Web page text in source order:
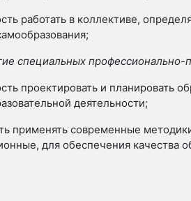
работать в коллективе,
специальных
проектировать и планировать
деятельности;
применять современные
для обеспечения качества